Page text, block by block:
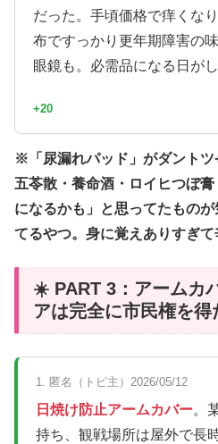
だった。手頃価格で痒くな
布ですっかり更年期障害の
眼鏡も。必需品になる日が
+20
※「尿漏れパッド」がダント
五苓散・養命酒・ロイヒつぼ
になるかも」と思ってたもの
てるやつ。身に覚えありすぎ
☀️ PART 3：アームカ
アは完全に市民権を得
1. 匿名（トピ主）2026/05/12
日焼け防止アームカバー。
持ち、観戦場所は屋外で長